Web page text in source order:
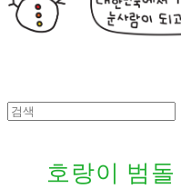
호랑이 범돌